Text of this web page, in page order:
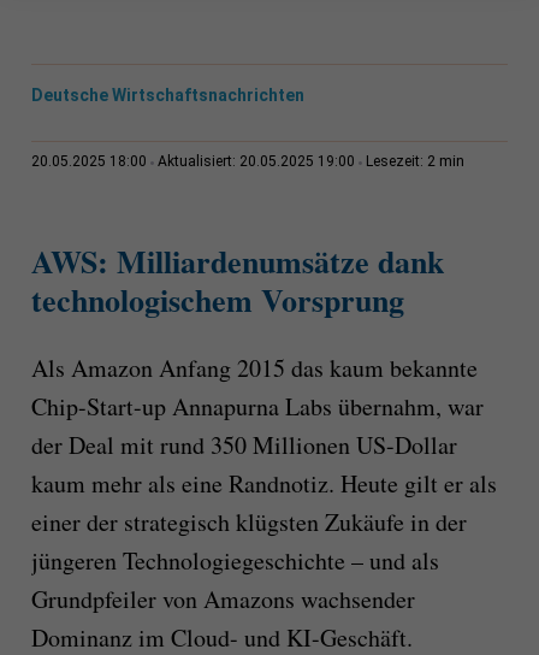
Deutsche Wirtschaftsnachrichten
20.05.2025 18:00 Aktualisiert: 20.05.2025 19:00 Lesezeit: 2 min
AWS: Milliardenumsätze dank
technologischem Vorsprung
Als Amazon Anfang 2015 das kaum bekannte
Chip-Start-up Annapurna Labs übernahm, war
der Deal mit rund 350 Millionen US-Dollar
kaum mehr als eine Randnotiz. Heute gilt er als
einer der strategisch klügsten Zukäufe in der
jüngeren Technologiegeschichte – und als
Grundpfeiler von Amazons wachsender
Dominanz im Cloud- und KI-Geschäft.